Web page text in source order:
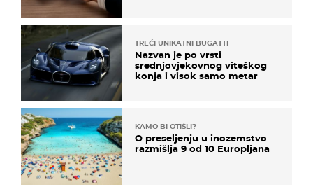
TREĆI UNIKATNI BUGATTI
Nazvan je po vrsti
srednjovjekovnog viteškog
konja i visok samo metar
KAMO BI OTIŠLI?
O preseljenju u inozemstvo
razmišlja 9 od 10 Europljana